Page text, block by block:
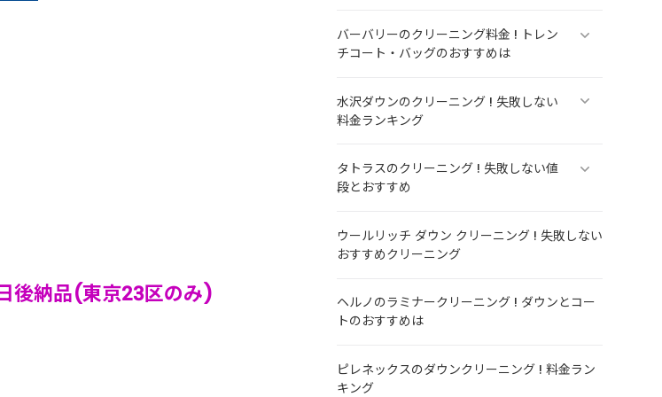
後納品(東京23区のみ)
バーバリーのクリーニング料金 ! トレン
チコート・バッグのおすすめは
水沢ダウンのクリーニング ! 失敗しない
料金ランキング
タトラスのクリーニング ! 失敗しない値
段とおすすめ
ウールリッチ ダウン クリーニング ! 失敗しない
おすすめクリーニング
ヘルノのラミナークリーニング ! ダウンとコー
トのおすすめは
ピレネックスのダウンクリーニング ! 料金ラン
キング